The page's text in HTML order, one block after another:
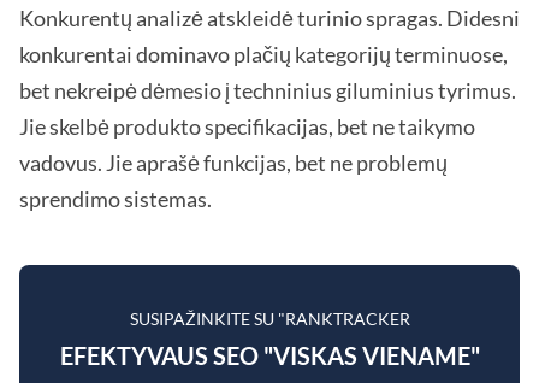
Konkurentų analizė atskleidė turinio spragas. Didesni
konkurentai dominavo plačių kategorijų terminuose,
bet nekreipė dėmesio į techninius giluminius tyrimus.
Jie skelbė produkto specifikacijas, bet ne taikymo
vadovus. Jie aprašė funkcijas, bet ne problemų
sprendimo sistemas.
SUSIPAŽINKITE SU "RANKTRACKER
EFEKTYVAUS SEO "VISKAS VIENAME"